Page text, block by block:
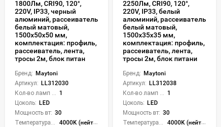
1800Лм, CRI90, 120°,
220V, IP33, черный
алюминий, рассеиватель
белый матовый,
1500x50x50 мм,
комплектация: профиль,
рассеиватель, лента,
тросы 2м, блок питан
Бренд: Maytoni
Артикул: LL312030
Кол-во ламп или LED: 1
Цоколь: LED
Мощность вт: 30
Температура света:
4000K (нейтральный)
2250Лм, CRI90, 120°,
220V, IP33, белый
алюминий, рассеиватель
белый матовый,
1500x35x35 мм,
комплектация: профиль,
рассеиватель, лента,
тросы 2м, блок питани
Бренд: Maytoni
Артикул: LL312038
Кол-во ламп или LED: 1
Цоколь: LED
Мощность вт: 30
Температура света:
4000K (нейтральный)